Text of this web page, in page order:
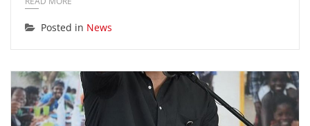
Posted in News